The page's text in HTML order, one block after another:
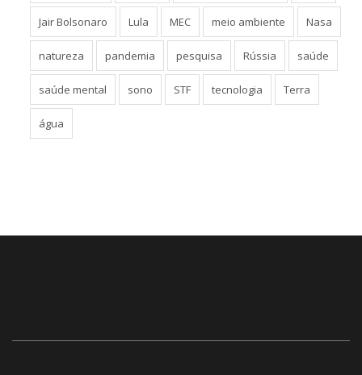
Jair Bolsonaro Lula MEC meio ambiente Nasa
natureza pandemia pesquisa Rússia saúde
saúde mental sono STF tecnologia Terra
água